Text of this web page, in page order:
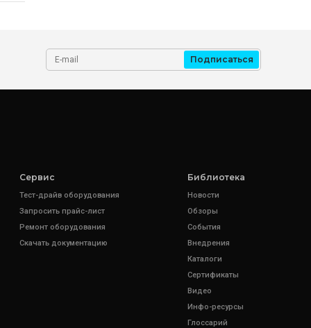
Подписаться
Сервис
Тест-драйв оборудования
Запросить прайс-лист
Ремонт оборудования
Скачать документацию
Библиотека
Новости
Обзоры
События
Внедрения
Каталоги
Сертификаты
Видео
Инфо-ресурсы
Глоссарий